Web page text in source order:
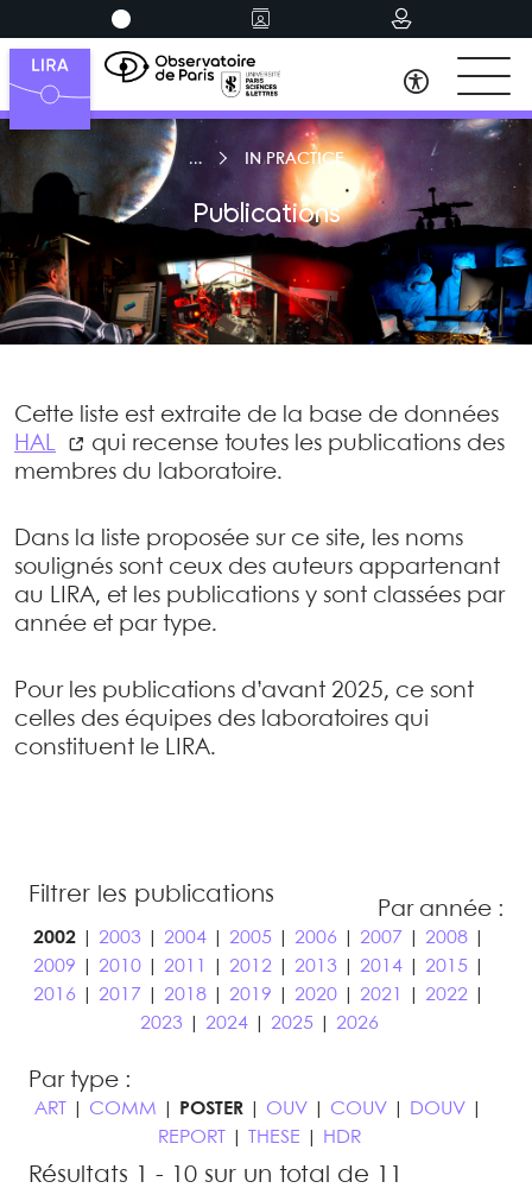
IN PRACTICE
Publications
Cette liste est extraite de la base de données
HAL
qui recense toutes les publications des
membres du laboratoire.
Dans la liste proposée sur ce site, les noms
soulignés sont ceux des auteurs appartenant
au LIRA, et les publications y sont classées par
année et par type.
Pour les publications d’avant 2025, ce sont
celles des équipes des laboratoires qui
constituent le LIRA.
Filtrer les publications
Par année :
2002| 2003| 2004| 2005| 2006 2007 2008|
2009
2010| 2011 2012| 2013| 2014| 2015|
2016
2017 2018| 2019 2020| 2021 2022|
2023| 2024| 2025| 2026
Par type :
ART COMM POSTER OUV COUV DOUV
REPORT
THESE HDR
Résultats 1 - 10 sur un total de 11